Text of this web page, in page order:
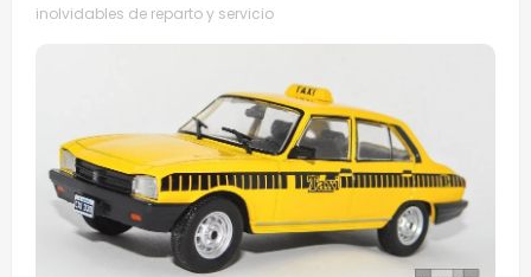
inolvidables de reparto y servicio